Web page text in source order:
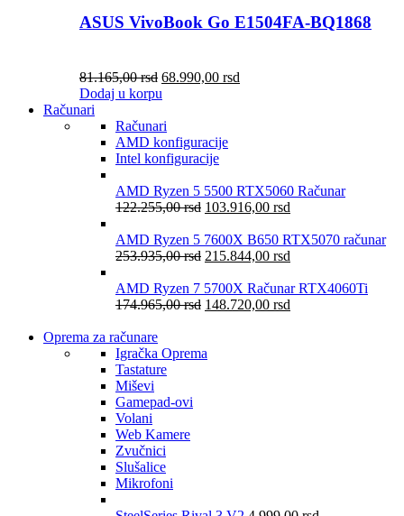
ASUS VivoBook Go E1504FA-BQ1868
81.165,00rsd 68.990,00 rsd
Dodaj u korpu
Računari
Računari
AMD konfiguracije
Intel konfiguracije
AMD Ryzen 5 5500 RTX5060 Računar
122.255,00rsd 103.916,00 rsd
AMD Ryzen 5 7600X B650 RTX5070 računar
253.935,00rsd 215.844,00 rsd
AMD Ryzen 7 5700X Računar RTX4060Ti
174.965,00rsd 148.720,00 rsd
Oprema za računare
Igračka Oprema
Tastature
Miševi
Gamepad-ovi
Volani
Web Kamere
Zvučnici
Slušalice
Mikrofoni